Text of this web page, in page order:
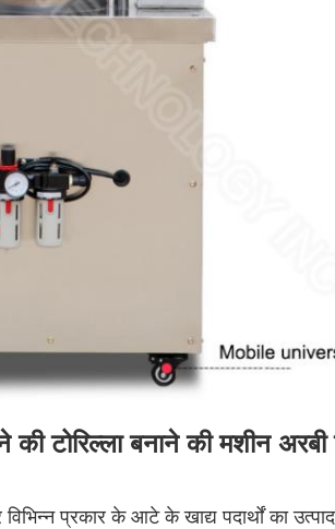
की टोरिल्ला बनाने की मशीन
प्रकार के आटे के खाद्य पदार्थों का